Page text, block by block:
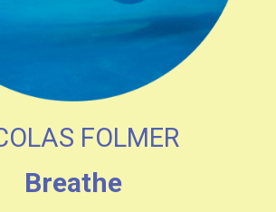
FOLMER
Breathe